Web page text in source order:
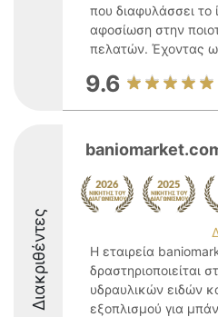
που διαφυλάσσει το
αφοσίωση στην
πελατών. Έχοντας
9.6
Διακριθέντες
Η εταιρεία
δραστηριοποιείται
υδραυλικών ειδών
εξοπλισμού για